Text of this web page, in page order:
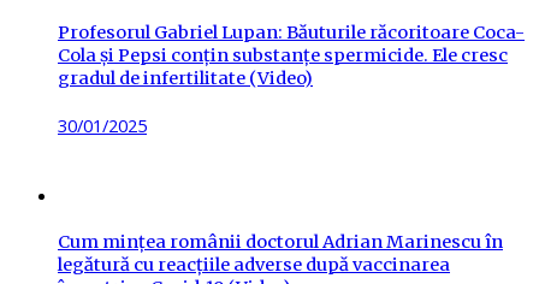
Profesorul Gabriel Lupan: Băuturile răcoritoare Coca-
Cola și Pepsi conțin substanțe spermicide. Ele cresc
gradul de infertilitate (Video)
Posted
30/01/2025
Cum mințea românii doctorul Adrian Marinescu în
legătură cu reacțiile adverse după vaccinarea